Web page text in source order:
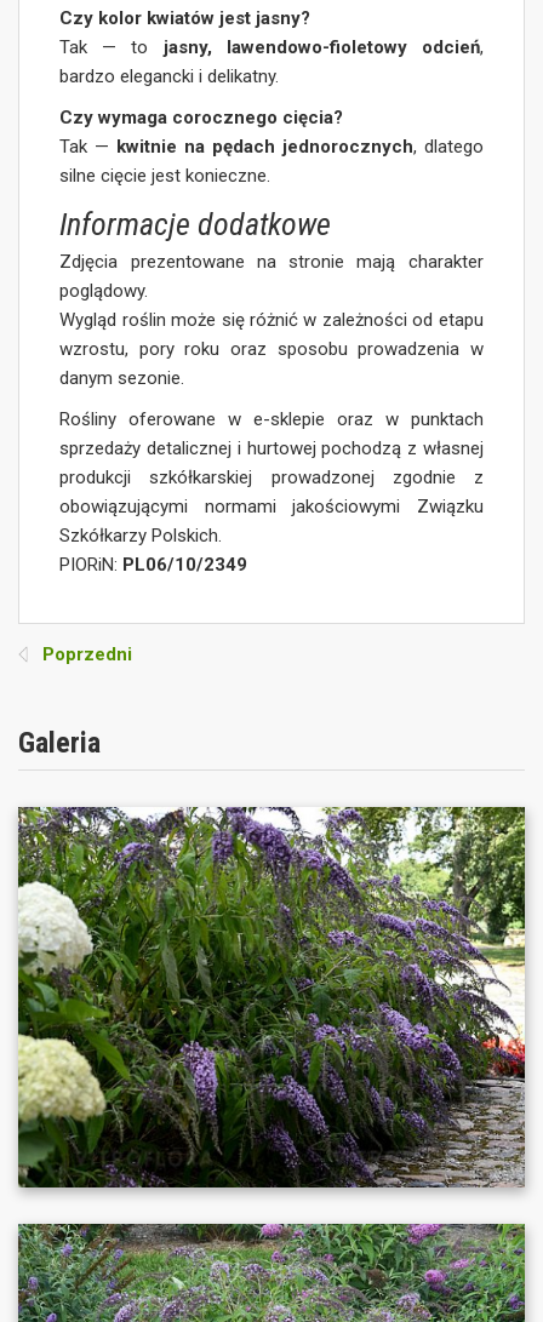
Czy kolor kwiatów jest jasny?
Tak — to jasny, lawendowo-fioletowy odcień,
bardzo elegancki i delikatny.
Czy wymaga corocznego cięcia?
Tak — kwitnie na pędach jednorocznych, dlatego
silne cięcie jest konieczne.
Informacje dodatkowe
Zdjęcia prezentowane na stronie mają charakter
poglądowy.
Wygląd roślin może się różnić w zależności od etapu
wzrostu, pory roku oraz sposobu prowadzenia w
danym sezonie.
Rośliny oferowane w e-sklepie oraz w punktach
sprzedaży detalicznej i hurtowej pochodzą z własnej
produkcji szkółkarskiej prowadzonej zgodnie z
obowiązującymi normami jakościowymi Związku
Szkółkarzy Polskich.
PIORiN: PL06/10/2349
Poprzedni
Galeria